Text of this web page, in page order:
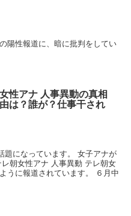
陽性報道に、暗に批判をしてい
性アナ 人事異動の真相
は？誰が？仕事干され
題になっています。 女子アナが
朝女性アナ 人事異動 テレ朝女
うに報道されています。 ６月中